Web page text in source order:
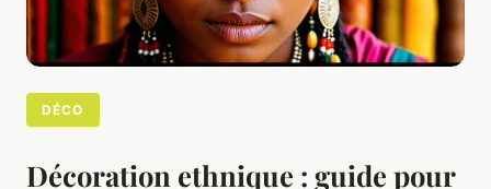
DÉCO
Décoration ethnique : guide pour